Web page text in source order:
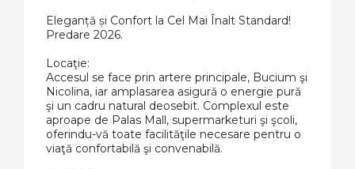
Eleganță și Confort la Cel Mai Înalt Standard!
Predare 2026.
Locaţie:
Accesul se face prin artere principale, Bucium şi
Nicolina, iar amplasarea asigură o energie pură
şi un cadru natural deosebit. Complexul este
aproape de Palas Mall, supermarketuri şi şcoli,
oferindu-vă toate facilităţile necesare pentru o
viaţă confortabilă şi convenabilă.